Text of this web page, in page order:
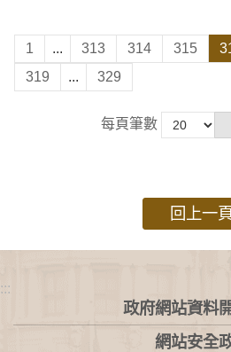
1 ... 313 314 315
319
... 329
每頁筆數
回上一
:::
政府網站資料
網站安全